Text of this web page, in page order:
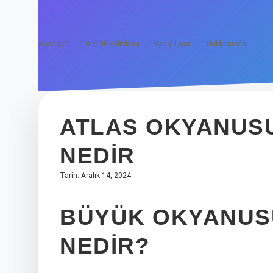
Anasayfa Gizlilik Politikası Yasal Uyarı Hakkımızda
ATLAS
NEDIR
Tarih: Aralık 14, 2024
BÜYÜK
NEDIR?